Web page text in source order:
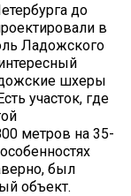
до
в
Ладожского
шхеры
участок, где
метров на 35-
был
объект.